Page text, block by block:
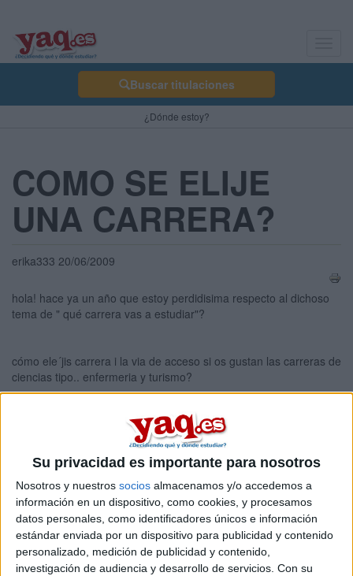
Su privacidad es importante para nosotros
Nosotros y nuestros socios almacenamos y/o accedemos a
información en un dispositivo, como cookies, y procesamos
datos personales, como identificadores únicos e información
estándar enviada por un dispositivo para publicidad y contenido
personalizado, medición de publicidad y contenido,
investigación de audiencia y desarrollo de servicios. Con su
Buscar titulaciones
¿Dónde estoy?
COMO SE ELIJE
UNA CARRERA?
erika333 20/06/2009
hola! hace ya un año que estoy perdidisima respecto al dichoso
tema de " qué carrera vas a estudiar"?
cómo ele´jis carrera i la via de acceso si os gustan las carreras de
ciencias tipo.. enfermeria y turismo?
Comentarios